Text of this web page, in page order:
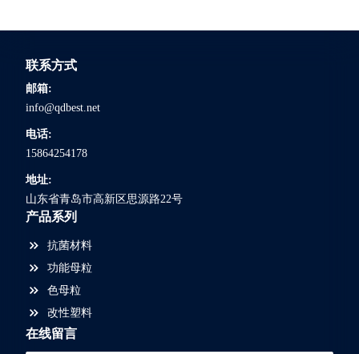
联系方式
邮箱:
info@qdbest.net
电话:
15864254178
地址:
山东省青岛市高新区思源路22号
产品系列
抗菌材料
功能母粒
色母粒
改性塑料
在线留言